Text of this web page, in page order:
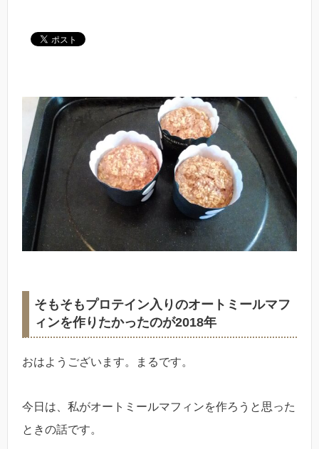
そもそもプロテイン入りのオートミールマフ
ィンを作りたかったのが2018年
おはようございます。まるです。
今日は、私がオートミールマフィンを作ろうと思った
ときの話です。